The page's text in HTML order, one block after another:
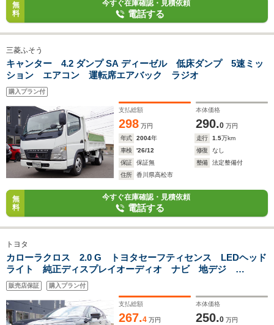
無
料
今すぐ在庫確認・見積依頼
電話する
三菱ふそう
キャンター 4.2 ダンプ SA ディーゼル 低床ダンプ 5速ミッ
ション エアコン 運転席エアバック ラジオ
購入プラン付
支払総額
298 万円
本体価格
290.0 万円
年式
2004年 走行 1.5万km
車検
'26/12 修復
なし
保証
保証無 整備
法定整備付
住所
香川県高松市
無
料
今すぐ在庫確認・見積依頼
電話する
トヨタ
カローラクロス 2.0 G トヨタセーフティセンス LEDヘッド
ライト 純正ディスプレイオーディオ ナビ 地デジ
Bluetoothオーディオ USB バックカメラ ETC エンジン
プッシュスタート クルーズコントロール
販売店保証 購入プラン付
支払総額
267.4 万円
本体価格
250.0 万円